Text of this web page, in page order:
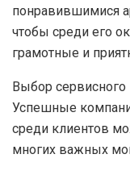
понравившимися
чтобы среди его
грамотные и
Выбор сервисного
Успешные
среди клиентов
многих важных